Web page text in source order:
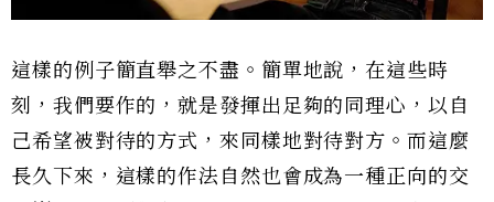
這樣的例子簡直舉之不盡。簡單地說，在這些時
刻，我們要作的，就是發揮出足夠的同理心，以自
己希望被對待的方式，來同樣地對待對方。而這麼
長久下來，這樣的作法自然也會成為一種正向的交